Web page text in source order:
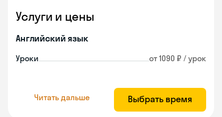
Услуги и цены
Английский язык
Уроки от 1090 ₽ / урок
Читать дальше Выбрать время